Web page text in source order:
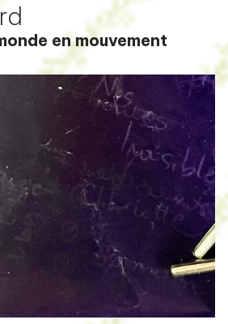
en mouvement